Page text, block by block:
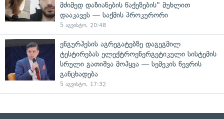
მძიმედ დაზიანების წაქეზების" მუხლით
დააკავეს — საქმის პროკურორი
5 აგვისტო, 20:48
ენგურჰესის აგრეგატებზე დაგეგმილ
ტესტირებას ელექტროენერგეტიკული სისტემის
სრული გათიშვა მოჰყვა — სემეკის წევრის
განცხადება
5 აგვისტო, 17:32